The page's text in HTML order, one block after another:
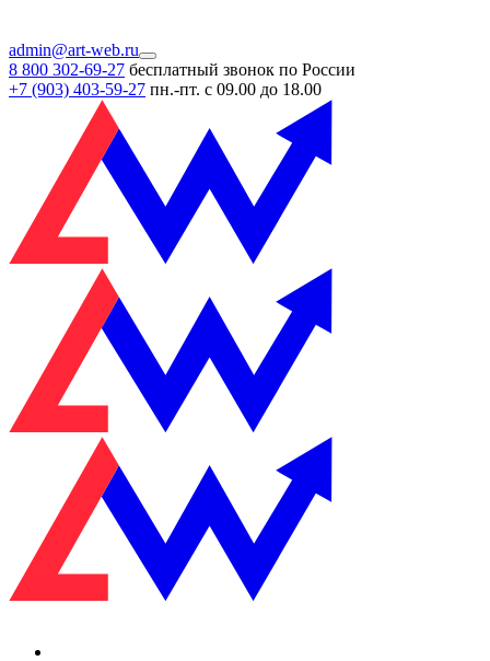
admin@art-web.ru
8 800 302-69-27 бесплатный звонок по России
+7 (903) 403-59-27 пн.-пт. с 09.00 до 18.00